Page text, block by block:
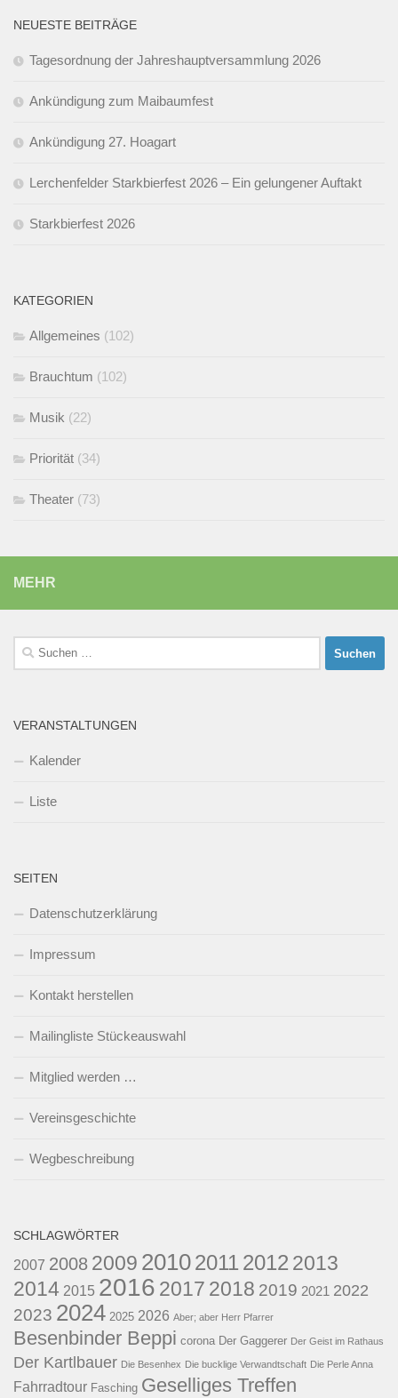
NEUESTE BEITRÄGE
Tagesordnung der Jahreshauptversammlung 2026
Ankündigung zum Maibaumfest
Ankündigung 27. Hoagart
Lerchenfelder Starkbierfest 2026 – Ein gelungener Auftakt
Starkbierfest 2026
KATEGORIEN
Allgemeines (102)
Brauchtum (102)
Musik (22)
Priorität (34)
Theater (73)
MEHR
Suchen
nach:
VERANSTALTUNGEN
Kalender
Liste
SEITEN
Datenschutzerklärung
Impressum
Kontakt herstellen
Mailingliste Stückeauswahl
Mitglied werden …
Vereinsgeschichte
Wegbeschreibung
SCHLAGWÖRTER
2007 2008 2009 20102011 2012 2013
2014 2015 2016 2017 2018 2019 2021 2022
2023 2024 2025 2026 Aber; aber Herr Pfarrer
Besenbinder Beppi corona Der Gaggerer Der Geist im Rathaus
Der Kartlbauer Die Besenhex Die bucklige Verwandtschaft Die Perle Anna
Fahrradtour Fasching Geselliges Treffen